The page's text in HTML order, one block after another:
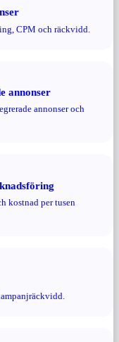
CPM och räckvidd.
annonser
annonser och
kostnad per tusen